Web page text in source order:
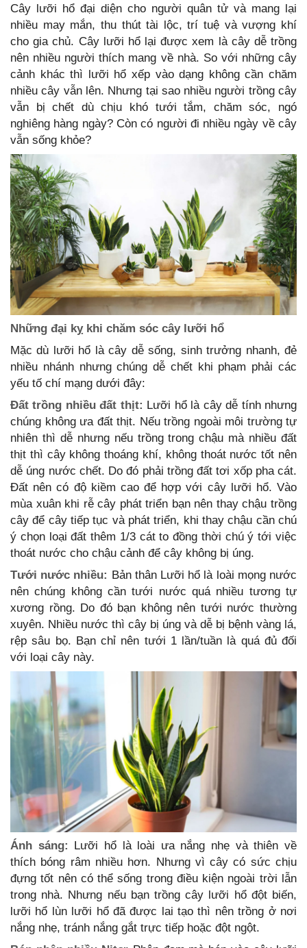
Cây lưỡi hổ đại diện cho người quân tử và mang lại
nhiều may mắn, thu thút tài lộc, trí tuệ và vượng khí
cho gia chủ. Cây lưỡi hổ lại được xem là cây dễ trồng
nên nhiều người thích mang về nhà. So với những cây
cảnh khác thì lưỡi hổ xếp vào dạng không cần chăm
nhiều cây vẫn lên. Nhưng tại sao nhiều người trồng cây
vẫn bị chết dù chịu khó tưới tắm, chăm sóc, ngó
nghiêng hàng ngày? Còn có người đi nhiều ngày về cây
vẫn sống khỏe?
Những đại kỵ khi chăm sóc cây lưỡi hổ
Mặc dù lưỡi hổ là cây dễ sống, sinh trưởng nhanh, đẻ
nhiều nhánh nhưng chúng dễ chết khi phạm phải các
yếu tố chí mạng dưới đây:
Đất trồng nhiều đất thịt: Lưỡi hổ là cây dễ tính nhưng
chúng không ưa đất thịt. Nếu trồng ngoài môi trường tự
nhiên thì dễ nhưng nếu trồng trong chậu mà nhiều đất
thịt thì cây không thoáng khí, không thoát nước tốt nên
dễ úng nước chết. Do đó phải trồng đất tơi xốp pha cát.
Đất nên có độ kiềm cao để hợp với cây lưỡi hổ. Vào
mùa xuân khi rễ cây phát triển bạn nên thay chậu trồng
cây để cây tiếp tục và phát triển, khi thay chậu cần chú
ý chọn loại đất thêm 1/3 cát to đồng thời chú ý tới việc
thoát nước cho chậu cảnh để cây không bị úng.
Tưới nước nhiều: Bản thân Lưỡi hổ là loài mọng nước
nên chúng không cần tưới nước quá nhiều tương tự
xương rồng. Do đó bạn không nên tưới nước thường
xuyên. Nhiều nước thì cây bị úng và dễ bị bệnh vàng lá,
rệp sâu bọ. Bạn chỉ nên tưới 1 lần/tuần là quá đủ đối
với loại cây này.
Ánh sáng: Lưỡi hổ là loài ưa nắng nhẹ và thiên về
thích bóng râm nhiều hơn. Nhưng vì cây có sức chịu
đựng tốt nên có thể sống trong điều kiện ngoài trời lẫn
trong nhà. Nhưng nếu bạn trồng cây lưỡi hổ đột biến,
lưỡi hổ lùn lưỡi hổ đã được lai tạo thì nên trồng ở nơi
nắng nhẹ, tránh nắng gắt trực tiếp hoặc đột ngột.